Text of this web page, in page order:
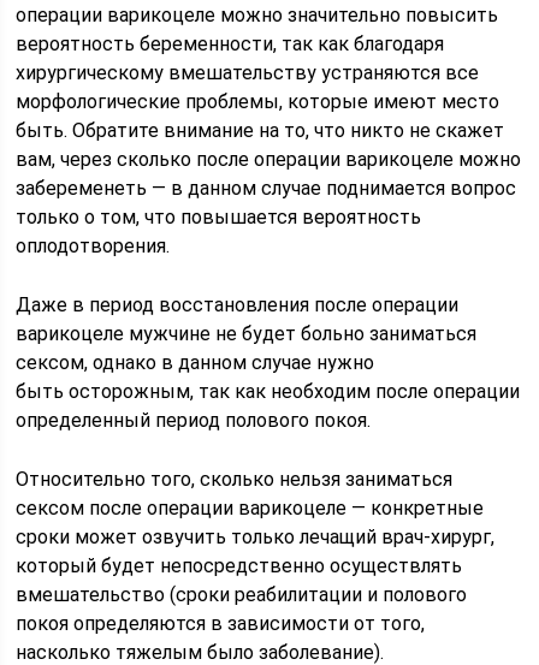
операции варикоцеле можно значительно повысить
вероятность беременности, так как благодаря
хирургическому вмешательству устраняются все
морфологические проблемы, которые имеют место
быть. Обратите внимание на то, что никто не скажет
вам, через сколько после операции варикоцеле можно
забеременеть — в данном случае поднимается вопрос
только о том, что повышается вероятность
оплодотворения.
Даже в период восстановления после операции
варикоцеле мужчине не будет больно заниматься
сексом, однако в данном случае нужно
быть осторожным, так как необходим после операции
определенный период полового покоя.
Относительно того, сколько нельзя заниматься
сексом после операции варикоцеле — конкретные
сроки может озвучить только лечащий врач-хирург,
который будет непосредственно осуществлять
вмешательство (сроки реабилитации и полового
покоя определяются в зависимости от того,
насколько тяжелым было заболевание).